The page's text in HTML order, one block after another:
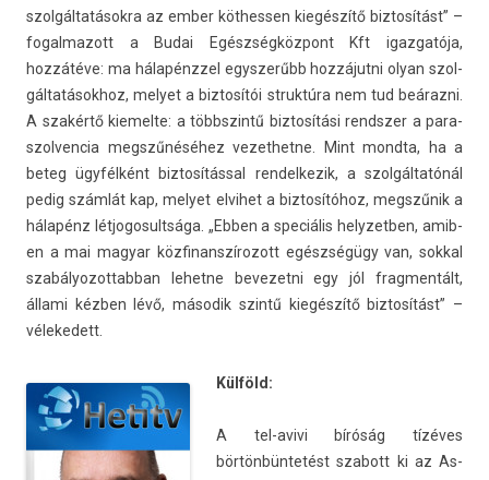
szolgáltatásokra az ember köt­hess­en kiegészítő bi­ztosítást” –
fogal­mazott a Budai Egészségközpont Kft igaz­gatója,
hozzátéve: ma hálapénzzel egys­zerűbb hozzájutni olyan szol­
gáltatások­hoz, melyet a bi­ztosítói struk­túra nem tud beárazni.
A szakértő kiemel­te: a többszintű bi­ztosítási re­ndsz­er a para­
szol­vencia megszűnéséhez vezet­hetne. Mint mondta, ha a
beteg ügyfélként bi­ztosításs­al re­ndel­kezik, a szolgáltatónál
pedig számlát kap, melyet el­vihet a bi­ztosítóhoz, megszűnik a
hálapénz lét­jogosultsága. „Ebben a speciális helyzetb­en, amib­
en a mai magyar köz­finanszírozott egészségügy van, sokk­al
szabályozot­tabban lehet­ne be­vezet­ni egy jól frag­mentált,
állami kézben lévő, második szintű kiegészítő bi­ztosítást” –
vélekedett.
Külföld:
A tel-avivi bíróság tízéves
börtönbüntetést szabott ki az As­